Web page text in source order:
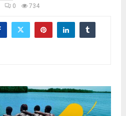
0 734